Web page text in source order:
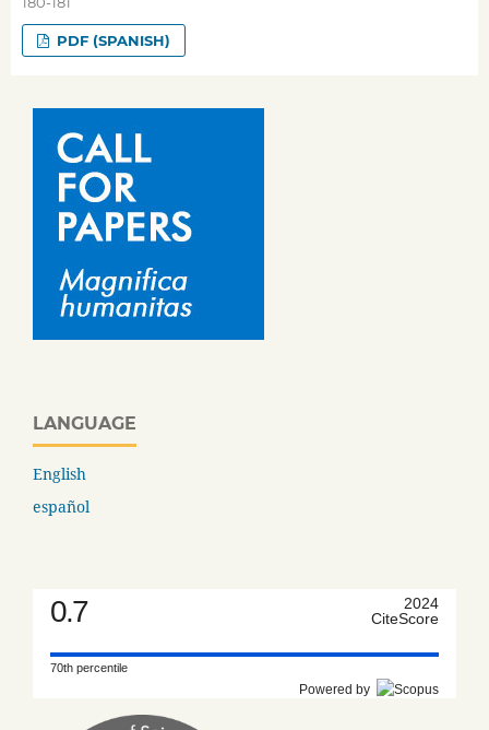
PDF (SPANISH)
LANGUAGE
English
español
0.7
2024
CiteScore
70th percentile
Powered by